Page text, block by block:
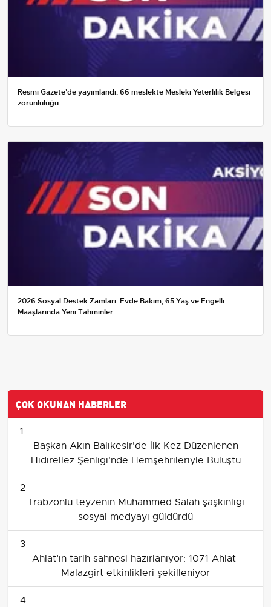
Resmi Gazete'de yayımlandı: 66 meslekte Mesleki Yeterlilik Belgesi
zorunluluğu
2026 Sosyal Destek Zamları: Evde Bakım, 65 Yaş ve Engelli
Maaşlarında Yeni Tahminler
ÇOK OKUNAN HABERLER
1
Başkan Akın Balıkesir'de İlk Kez Düzenlenen
Hıdırellez Şenliği'nde Hemşehrileriyle Buluştu
2
Trabzonlu teyzenin Muhammed Salah şaşkınlığı
sosyal medyayı güldürdü
3
Ahlat’ın tarih sahnesi hazırlanıyor: 1071 Ahlat-
Malazgirt etkinlikleri şekilleniyor
4